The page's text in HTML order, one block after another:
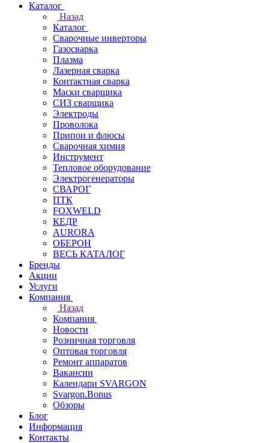
Каталог
Назад
Каталог
Сварочные инверторы
Газосварка
Плазма
Лазерная сварка
Контактная сварка
Маски сварщика
СИЗ сварщика
Электроды
Проволока
Припои и флюсы
Сварочная химия
Инструмент
Тепловое оборудование
Электрогенераторы
СВАРОГ
ПТК
FOXWELD
КЕДР
AURORA
ОБЕРОН
ВЕСЬ КАТАЛОГ
Бренды
Акции
Услуги
Компания
Назад
Компания
Новости
Розничная торговля
Оптовая торговля
Ремонт аппаратов
Вакансии
Календари SVARGON
Svargon.Bonus
Обзоры
Блог
Информация
Контакты